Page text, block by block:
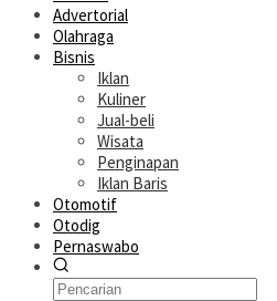
Advertorial
Olahraga
Bisnis
Iklan
Kuliner
Jual-beli
Wisata
Penginapan
Iklan Baris
Otomotif
Otodig
Pernaswabo